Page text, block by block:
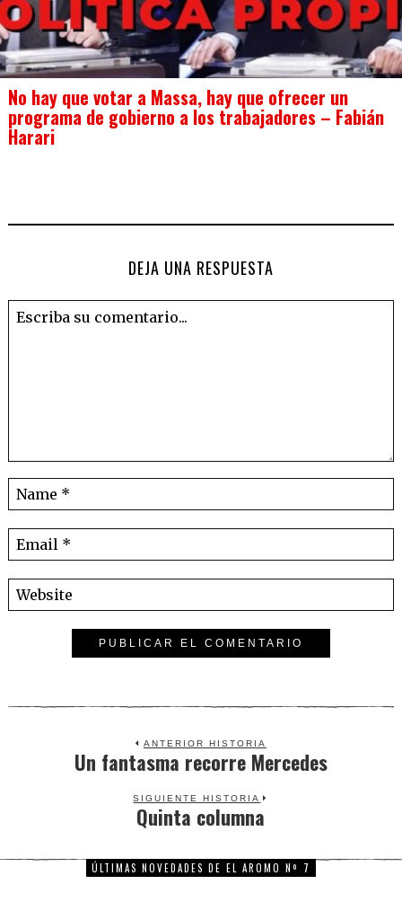
No hay que votar a Massa, hay que ofrecer un
programa de gobierno a los trabajadores – Fabián
Harari
DEJA UNA RESPUESTA
ANTERIOR HISTORIA
Previous
Un fantasma recorre Mercedes
SIGUIENTE HISTORIA
Next
Quinta columna
ÚLTIMAS NOVEDADES DE EL AROMO Nº 7